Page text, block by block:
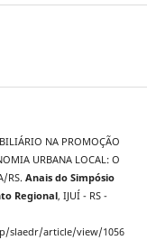
NA PROMOÇÃO
URBANA LOCAL: O
RS. Anais do Simpósio
Regional, IJUÍ - RS -
slaedr/article/view/1056